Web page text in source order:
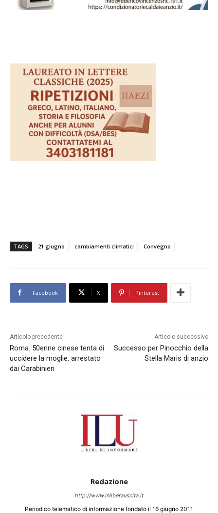
TAGS 21 giugno cambiamenti climatici Convegno
Facebook X Pinterest
Articolo precedente
Roma. 50enne cinese tenta di
uccidere la moglie, arrestato
dai Carabinieri
Articolo successivo
Successo per Pinocchio della
Stella Maris di anzio
Redazione
http://www.inliberauscita.it
Periodico telematico di informazione fondato il 16 giugno 2011